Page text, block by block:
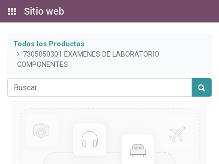
Sitio web
Todos los Productos
7305050301 EXAMENES DE LABORATORIO
COMPONENTES